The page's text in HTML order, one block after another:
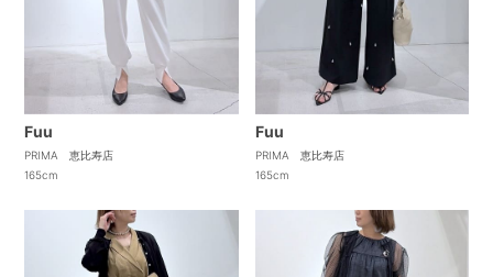
Fuu
PRIMA 恵比寿店
165cm
Fuu
PRIMA 恵比寿店
165cm